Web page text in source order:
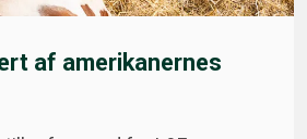
af amerikanernes